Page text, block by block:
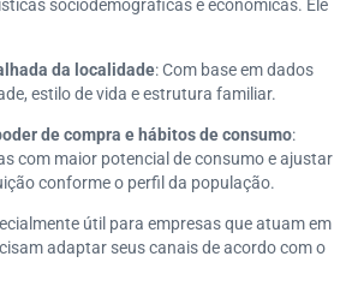
sociodemográficas e econômicas. Ele
da localidade: Com base em dados
estilo de vida e estrutura familiar.
de compra e hábitos de consumo:
com maior potencial de consumo e ajustar
conforme o perfil da população.
útil para empresas que atuam em
adaptar seus canais de acordo com o